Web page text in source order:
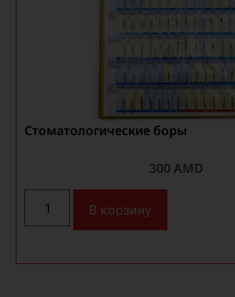
Стоматологические боры
300 AMD
В корзину